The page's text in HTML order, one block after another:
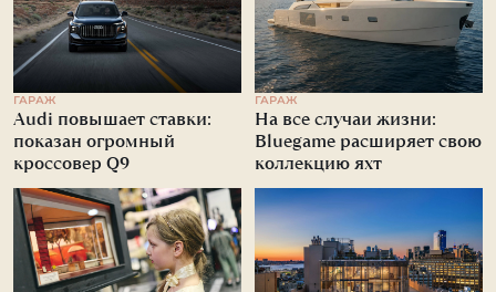
ГАРАЖ
Audi повышает ставки:
показан огромный
кроссовер Q9
ГАРАЖ
На все случаи жизни:
Bluegame расширяет свою
коллекцию яхт